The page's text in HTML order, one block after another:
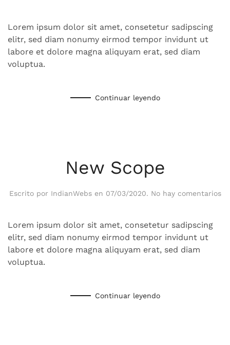
Lorem ipsum dolor sit amet, consetetur sadipscing
elitr, sed diam nonumy eirmod tempor invidunt ut
labore et dolore magna aliquyam erat, sed diam
voluptua.
Continuar leyendo
New Scope
Escrito por IndianWebsen 07/03/2020. No hay comentariosen
Lorem ipsum dolor sit amet, consetetur sadipscing
elitr, sed diam nonumy eirmod tempor invidunt ut
labore et dolore magna aliquyam erat, sed diam
voluptua.
Continuar leyendo